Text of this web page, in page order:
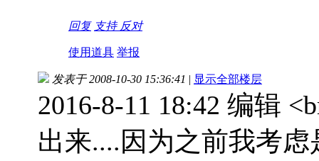
回复 支持 反对
使用道具 举报
发表于 2008-10-30 15:36:41 | 显示全部楼层
2016-8-11 18:42 编辑
出来....因为之前我考